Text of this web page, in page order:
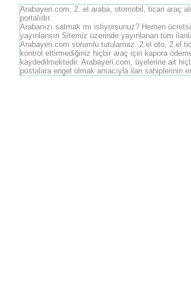
Arabayeri.com, 2. el araba, otomobil, ticari araç
portalıdır.
Arabanızı satmak mı istiyorsunuz? Hemen
yayınlansın Sitemiz üzerinde yayınlanan tüm
Arabayeri.com sorumlu tutulamaz. 2.el oto, 2.el
kontrol ettirmediğiniz hiçbir araç için kapora
kaydedilmektedir. Arabayeri.com, üyelerine ait
postalara engel olmak amacıyla ilan sahiplerinin